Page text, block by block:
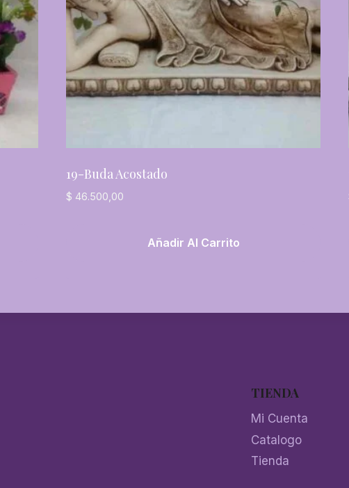
19-Buda Acostado
$ 46.500,00
Añadir Al Carrito
TIENDA
Mi Cuenta
Catalogo
Tienda